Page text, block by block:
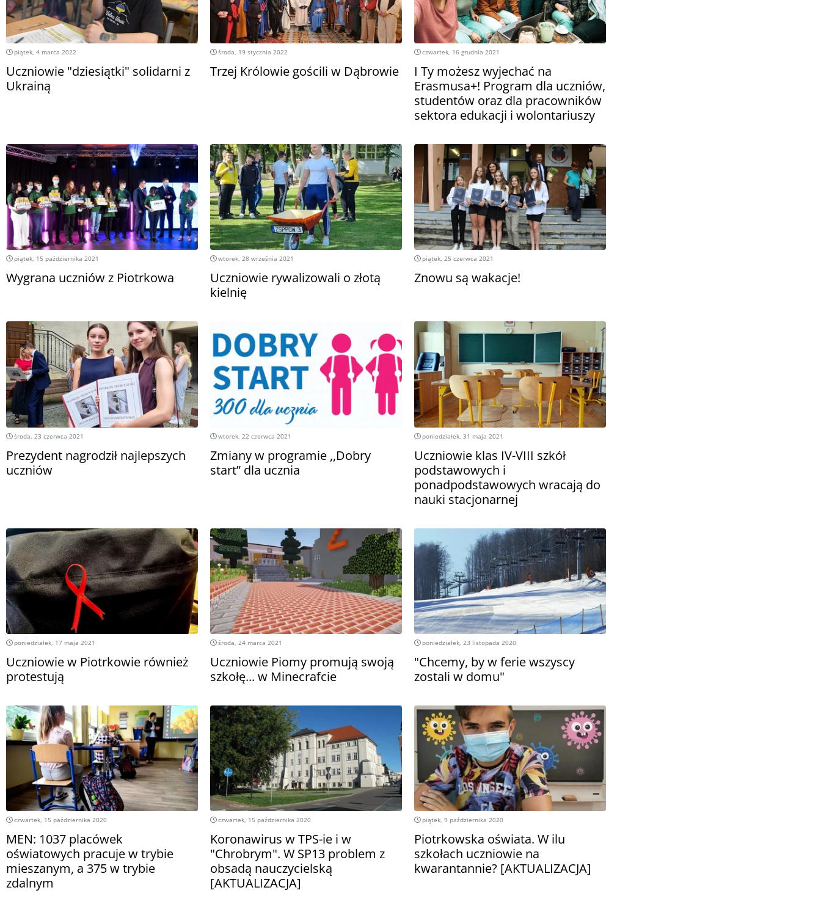
piątek, 4 marca 2022
Uczniowie "dziesiątki" solidarni z
Ukrainą
środa, 19 stycznia 2022
Trzej Królowie gościli w Dąbrowie
czwartek, 16 grudnia 2021
I Ty możesz wyjechać na
Erasmusa+! Program dla uczniów,
studentów oraz dla pracowników
sektora edukacji i wolontariuszy
piątek, 15 października 2021
Wygrana uczniów z Piotrkowa
wtorek, 28 września 2021
Uczniowie rywalizowali o złotą
kielnię
piątek, 25 czerwca 2021
Znowu są wakacje!
środa, 23 czerwca 2021
Prezydent nagrodził najlepszych
uczniów
wtorek, 22 czerwca 2021
Zmiany w programie ,,Dobry
start” dla ucznia
poniedziałek, 31 maja 2021
Uczniowie klas IV-VIII szkół
podstawowych i
ponadpodstawowych wracają do
nauki stacjonarnej
poniedziałek, 17 maja 2021
Uczniowie w Piotrkowie również
protestują
środa, 24 marca 2021
Uczniowie Piomy promują swoją
szkołę... w Minecrafcie
poniedziałek, 23 listopada 2020
"Chcemy, by w ferie wszyscy
zostali w domu"
czwartek, 15 października 2020
MEN: 1037 placówek
oświatowych pracuje w trybie
mieszanym, a 375 w trybie
zdalnym
czwartek, 15 października 2020
Koronawirus w TPS-ie i w
"Chrobrym". W SP13 problem z
obsadą nauczycielską
[AKTUALIZACJA]
piątek, 9 października 2020
Piotrkowska oświata. W ilu
szkołach uczniowie na
kwarantannie? [AKTUALIZACJA]